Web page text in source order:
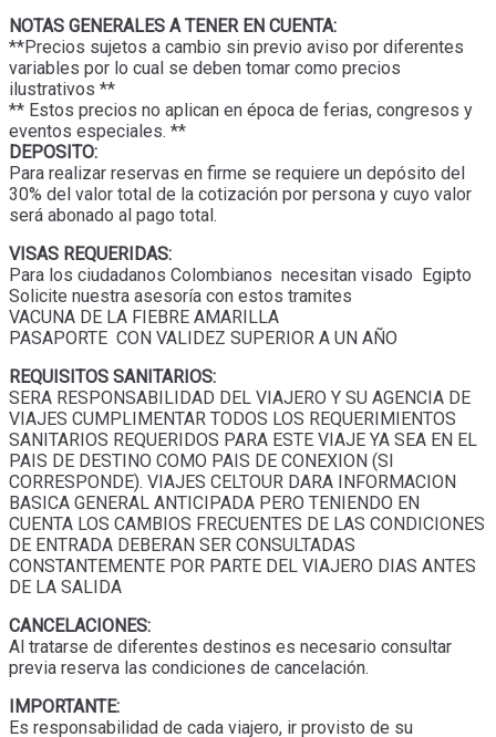
NOTAS GENERALES A TENER EN CUENTA:
**Precios sujetos a cambio sin previo aviso por diferentes
variables por lo cual se deben tomar como precios
ilustrativos **
** Estos precios no aplican en época de ferias, congresos y
eventos especiales. **
DEPOSITO:
Para realizar reservas en firme se requiere un depósito del
30% del valor total de la cotización por persona y cuyo valor
será abonado al pago total.
VISAS REQUERIDAS:
Para los ciudadanos Colombianos necesitan visado Egipto
Solicite nuestra asesoría con estos tramites
VACUNA DE LA FIEBRE AMARILLA
PASAPORTE CON VALIDEZ SUPERIOR A UN AÑO
REQUISITOS SANITARIOS:
SERA RESPONSABILIDAD DEL VIAJERO Y SU AGENCIA DE
VIAJES CUMPLIMENTAR TODOS LOS REQUERIMIENTOS
SANITARIOS REQUERIDOS PARA ESTE VIAJE YA SEA EN EL
PAIS DE DESTINO COMO PAIS DE CONEXION (SI
CORRESPONDE). VIAJES CELTOUR DARA INFORMACION
BASICA GENERAL ANTICIPADA PERO TENIENDO EN
CUENTA LOS CAMBIOS FRECUENTES DE LAS CONDICIONES
DE ENTRADA DEBERAN SER CONSULTADAS
CONSTANTEMENTE POR PARTE DEL VIAJERO DIAS ANTES
DE LA SALIDA
CANCELACIONES:
Al tratarse de diferentes destinos es necesario consultar
previa reserva las condiciones de cancelación.
IMPORTANTE:
Es responsabilidad de cada viajero, ir provisto de su